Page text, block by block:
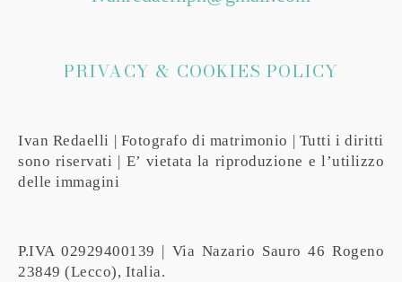
PRIVACY & COOKIES POLICY
Ivan Redaelli | Fotografo di matrimonio | Tutti i diritti
sono riservati | E’ vietata la riproduzione e l’utilizzo
delle immagini
P.IVA 02929400139 | Via Nazario Sauro 46 Rogeno
23849 (Lecco), Italia.